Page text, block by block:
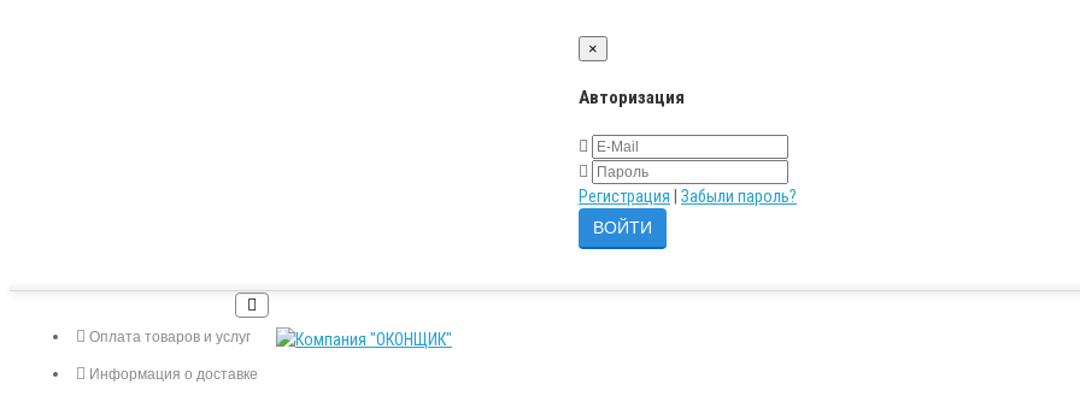
×
Авторизация
Регистрация Забыли пароль?
Оплата товаров и услуг
Информация о доставке